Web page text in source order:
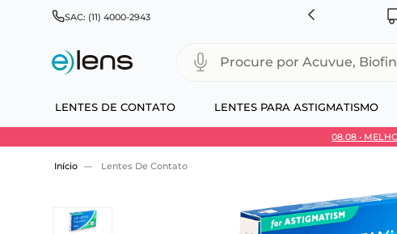
SAC: (11) 4000-2943
& JOHNSON, ALCON, BAUSCH+LOMB E COOPERVISION
LENTES DE CONTATO LENTES PARA ASTIGMATISMO
Procure por Acuvue, Biofinity,
08.08 •
Use 30HOJE e ganhe 30% OFF + economia extra no
Lentes De Contato